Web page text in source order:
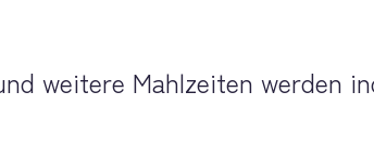
weitere Mahlzeiten werden